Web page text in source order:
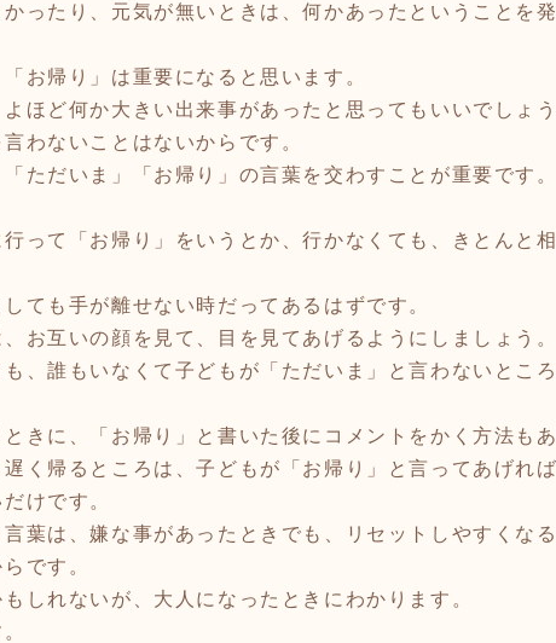
ったり、元気が無いときは、何かあったということを
お帰り」は重要になると思います。
ほど何か大きい出来事があったと思ってもいいでしょう
わないことはないからです。
ただいま」「お帰り」の言葉を交わすことが重要です。
って「お帰り」をいうとか、行かなくても、きとんと
ても手が離せない時だってあるはずです。
お互いの顔を見て、目を見てあげるようにしましょう。
、誰もいなくて子どもが「ただいま」と言わないとこ
きに、「お帰り」と書いた後にコメントをかく方法もあ
く帰るところは、子どもが「お帰り」と言ってあげれば
けです。
葉は、嫌な事があったときでも、リセットしやすくなる
です。
しれないが、大人になったときにわかります。